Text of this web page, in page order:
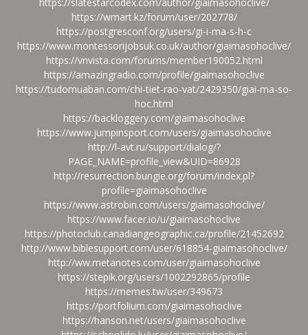
https://wmart.kz/forum/user/202778/
https://postgresconf.org/users/gi-i-ma-s-h-c
https://www.montessorijobsuk.co.uk/author/giaimasohoclive/
https://vnvista.com/forums/member190052.html
https://amazingradio.com/profile/giaimasohoclive
https://tudomuaban.com/chi-tiet-rao-vat/2429350/giai-ma-so-
hoc.html
https://backloggery.com/giaimasohoclive
https://www.jumpinsport.com/users/giaimasohoclive
http://l-avt.ru/support/dialog/?
PAGE_NAME=profile_view&UID=86928
http://resurrection.bungie.org/forum/index.pl?
profile=giaimasohoclive
https://www.astrobin.com/users/giaimasohoclive/
https://www.facer.io/u/giaimasohoclive
https://photoclub.canadiangeographic.ca/profile/21452692
http://www.biblesupport.com/user/618854-giaimasohoclive/
http://ww.metanotes.com/user/giaimasohoclive
https://stepik.org/users/1002292865/profile
https://memes.tw/user/349673
https://portfolium.com/giaimasohoclive
https://hanson.net/users/giaimasohoclive